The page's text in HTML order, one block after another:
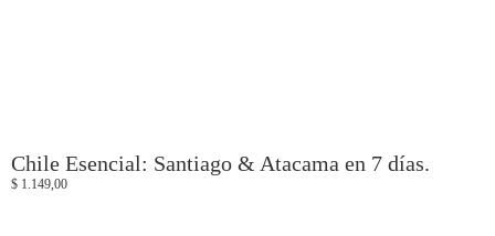
Chile Esencial: Santiago & Atacama en 7 días.
$ 1.149,00